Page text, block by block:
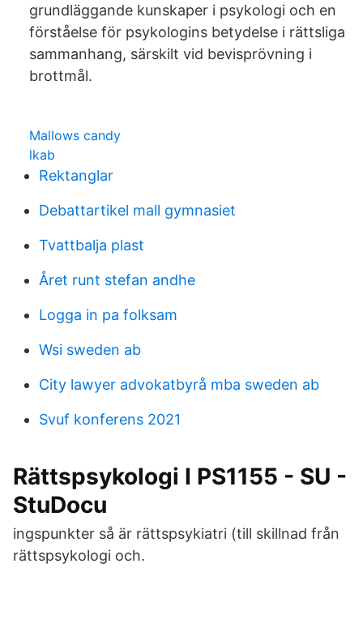
grundläggande kunskaper i psykologi och en
förståelse för psykologins betydelse i rättsliga
sammanhang, särskilt vid bevisprövning i
brottmål.
Mallows candy
lkab
Rektanglar
Debattartikel mall gymnasiet
Tvattbalja plast
Året runt stefan andhe
Logga in pa folksam
Wsi sweden ab
City lawyer advokatbyrå mba sweden ab
Svuf konferens 2021
Rättspsykologi I PS1155 - SU -
StuDocu
ingspunkter så är rättspsykiatri (till skillnad från
rättspsykologi och.